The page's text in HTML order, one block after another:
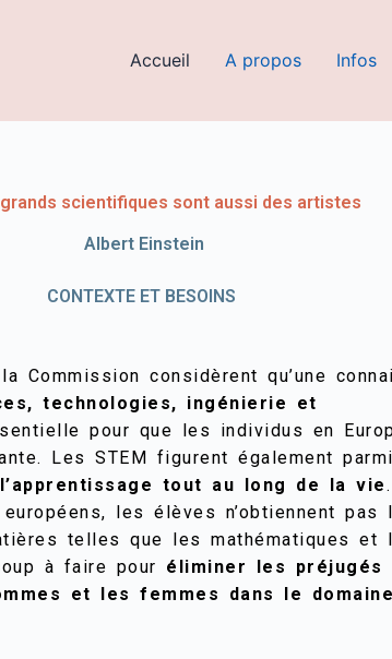
Accueil A propos Infos
scientifiques sont aussi des artistes
Albert Einstein
CONTEXTE ET BESOINS​
Commission considèrent qu’une
technologies, ingénierie et
pour que les individus en
Les STEM figurent également
l’apprentissage tout au long de la vie
les élèves n’obtiennent pas
telles que les mathématiques et
à faire pour éliminer les préjugés
et les femmes dans le domaine